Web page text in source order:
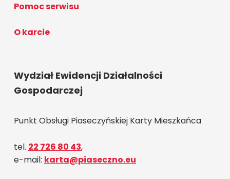
Pomoc serwisu
O karcie
Wydział Ewidencji Działalności
Gospodarczej
Punkt Obsługi Piaseczyńskiej Karty Mieszkańca
tel. 22 726 80 43,
e-mail: karta@piaseczno.eu